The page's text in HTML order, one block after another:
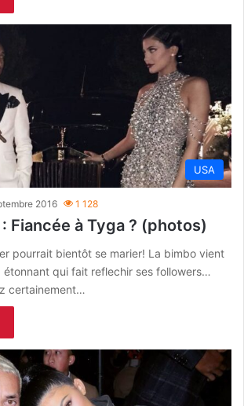
USA
2016 1 128
Fiancée à Tyga ? (photos)
pourrait bientôt se marier! La bimbo vient
étonnant qui fait reflechir ses followers…
certainement…